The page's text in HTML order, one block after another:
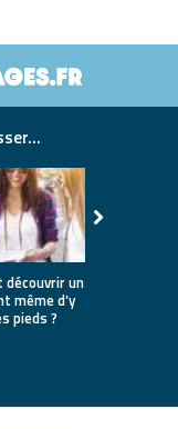
découvrir un
même d’y
pieds ?